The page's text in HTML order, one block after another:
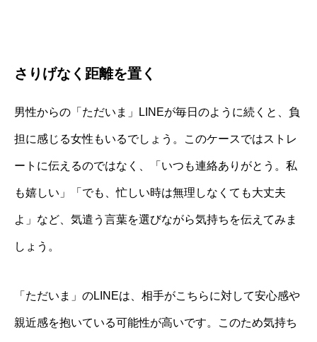
さりげなく距離を置く
男性からの「ただいま」LINEが毎日のように続くと、負
担に感じる女性もいるでしょう。このケースではストレ
ートに伝えるのではなく、「いつも連絡ありがとう。私
も嬉しい」「でも、忙しい時は無理しなくても大丈夫
よ」など、気遣う言葉を選びながら気持ちを伝えてみま
しょう。
「ただいま」のLINEは、相手がこちらに対して安心感や
親近感を抱いている可能性が高いです。このため気持ち